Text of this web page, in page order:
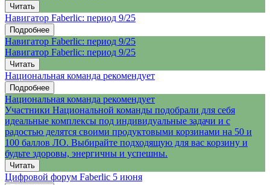
Читать
Навигатор Faberlic: период 9/25
Подробнее
Навигатор Faberlic: период 9/25
Навигатор Faberlic: период 9/25
Читать
Национальная команда рекомендует
Подробнее
Национальная команда рекомендует
Участники Национальной команды подобрали для себя
идеальные комплексы под индивидуальные задачи и с
радостью делятся своими продуктовыми корзинами на 50 и
100 баллов ЛО. Выбирайте подходящую для вас корзину и
будьте здоровы, энергичны и успешны.
Читать
Цифровой форум Faberlic 5 июня